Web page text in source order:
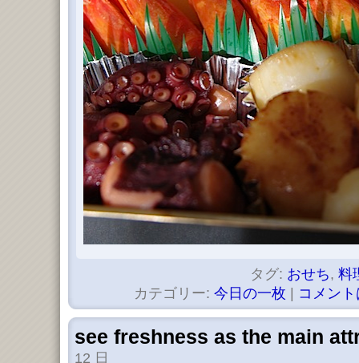
タグ: おせち, 料
カテゴリー: 今日の一枚 コメン
see freshness as the main
12 日